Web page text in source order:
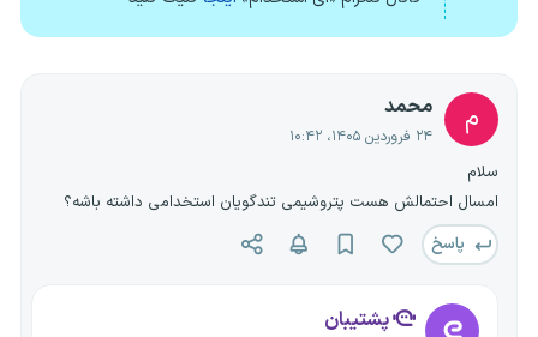
م محمد
۲۴ فروردین ۱۴۰۵، ۱۰:۴۲
سلام
امسال احتمالش هست پتروشیمی تندگویان استخدامی داشته باشه؟
پاسخ
پشتیبان